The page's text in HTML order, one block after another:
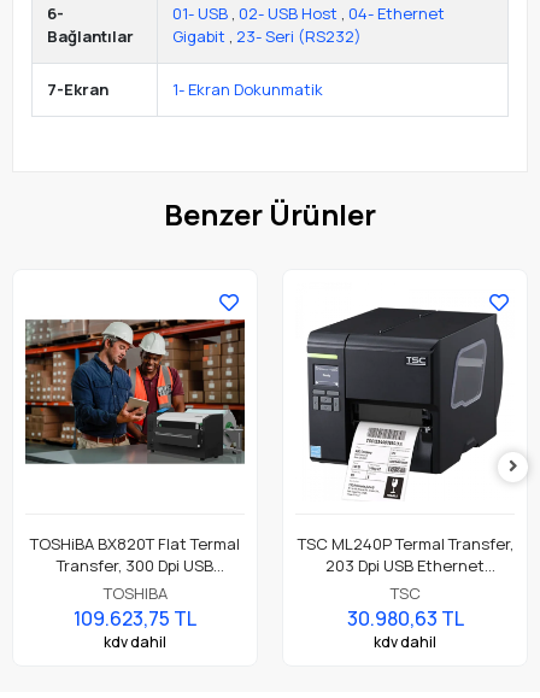
6-
Bağlantılar
01- USB , 02- USB Host , 04- Ethernet
Gigabit , 23- Seri (RS232)
7-Ekran 1- Ekran Dokunmatik
Benzer Ürünler
TOSHiBA BX820T Flat Termal
Transfer, 300 Dpi USB
Ethernet, 8" A4 Premium
Endüstriyel Barkod Etiket
Yazıcı
TOSHIBA
109.623,75 TL
kdv dahil
TSC ML240P Termal Transfer,
203 Dpi USB Ethernet
Endüstriyel Barkod Etiket
Rulo Yazıcı
TSC
30.980,63 TL
kdv dahil